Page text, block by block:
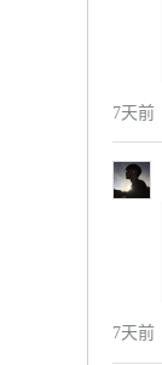
7天前
7天前